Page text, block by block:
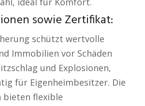
sowie Zertifikat:
schützt wertvolle
Immobilien vor Schäden
und Explosionen,
für Eigenheimbesitzer. Die
bieten flexible